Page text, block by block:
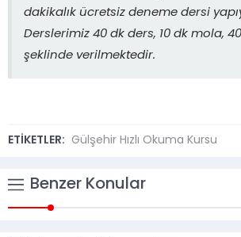
dakikalık ücretsiz deneme dersi
Derslerimiz 40 dk ders, 10 dk mola,
şeklinde verilmektedir.
ETİKETLER: Gülşehir Hızlı Okuma Kursu
Benzer Konular